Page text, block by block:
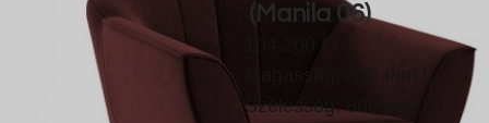
(Manila 06)
Szélesség: 800 mm ||